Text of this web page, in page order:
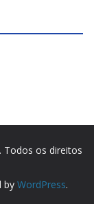
. Todos os direitos
by WordPress.